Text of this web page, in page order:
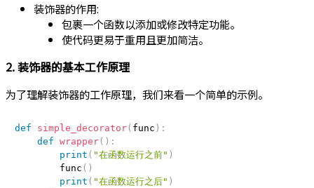
装饰器的作用:
包裹一个函数以添加或修改特定功能。
使代码更易于重用且更加简洁。
2. 装饰器的基本工作原理
为了理解装饰器的工作原理，我们来看一个简单的示例。
def simple_decorator( func ) :
def wrapper( ) :
print ( "在函数运行之前" )
        func
( )
print ( "在函数运行之后" )